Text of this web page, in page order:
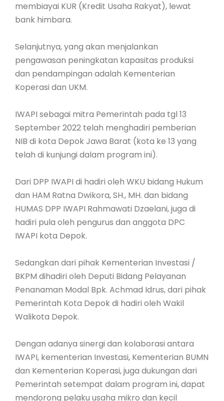
membiayai KUR (Kredit Usaha Rakyat), lewat
bank himbara.
Selanjutnya, yang akan menjalankan
pengawasan peningkatan kapasitas produksi
dan pendampingan adalah Kementerian
Koperasi dan UKM.
IWAPI sebagai mitra Pemerintah pada tgl 13
September 2022 telah menghadiri pemberian
NIB di kota Depok Jawa Barat (kota ke 13 yang
telah di kunjungi dalam program ini).
Dari DPP IWAPI di hadiri oleh WKU bidang Hukum
dan HAM Ratna Dwikora, SH., MH. dan bidang
HUMAS DPP IWAPI Rahmawati Dzaelani, juga di
hadiri pula oleh pengurus dan anggota DPC
IWAPI kota Depok.
Sedangkan dari pihak Kementerian Investasi /
BKPM dihadiri oleh Deputi Bidang Pelayanan
Penanaman Modal Bpk. Achmad Idrus, dari pihak
Pemerintah Kota Depok di hadiri oleh Wakil
Walikota Depok.
Dengan adanya sinergi dan kolaborasi antara
IWAPI, kementerian Investasi, Kementerian BUMN
dan Kementerian Koperasi, juga dukungan dari
Pemerintah setempat dalam program ini, dapat
mendorong pelaku usaha mikro dan kecil